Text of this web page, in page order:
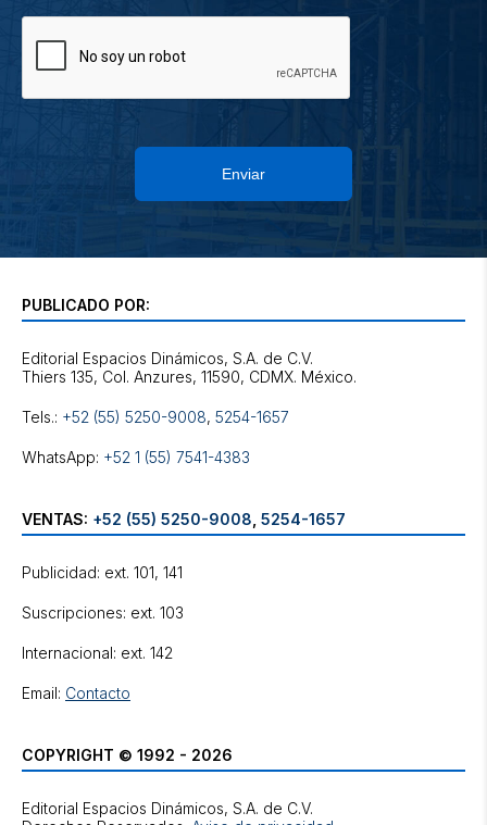
Enviar
PUBLICADO POR:
Editorial Espacios Dinámicos, S.A. de C.V.
Tels.: +52 (55) 5250-9008, 5254-1657
WhatsApp: +52 1 (55) 7541-4383
VENTAS: +52 (55) 5250-9008 5254-1657
Publicidad: ext. 101, 141
Suscripciones: ext. 103
Internacional: ext. 142
Email: Contacto
COPYRIGHT © 1992 - 2026
Editorial Espacios Dinámicos, S.A. de C.V.